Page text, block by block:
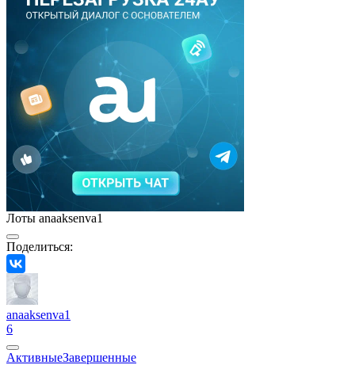
Лоты anaaksenva1
Поделиться:
anaaksenva1
6
АктивныеЗавершенные